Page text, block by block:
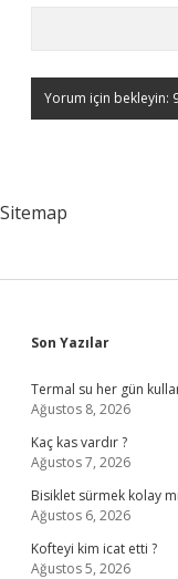
Sitemap
Sidebar
Son Yazılar
Termal su her gün
Ağustos 8, 2026
Kaç kas vardır ?
Ağustos 7, 2026
Bisiklet sürmek kolay
Ağustos 6, 2026
Kofteyi kim icat etti ?
Ağustos 5, 2026